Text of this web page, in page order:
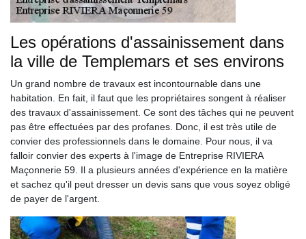
Les opérations d'assainissement dans
la ville de Templemars et ses environs
Un grand nombre de travaux est incontournable dans une
habitation. En fait, il faut que les propriétaires songent à réaliser
des travaux d'assainissement. Ce sont des tâches qui ne peuvent
pas être effectuées par des profanes. Donc, il est très utile de
convier des professionnels dans le domaine. Pour nous, il va
falloir convier des experts à l'image de Entreprise RIVIERA
Maçonnerie 59. Il a plusieurs années d'expérience en la matière
et sachez qu'il peut dresser un devis sans que vous soyez obligé
de payer de l'argent.